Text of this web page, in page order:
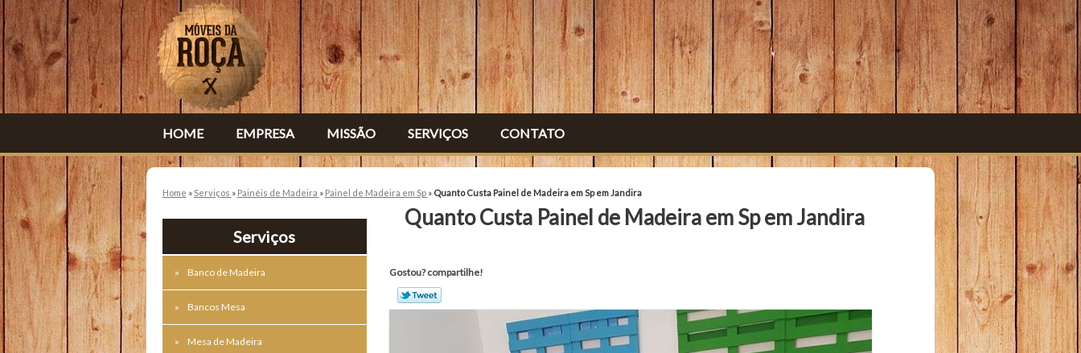
HOME EMPRESA MISSÃO SERVIÇOS CONTATO
Home » Serviços » Painéis de Madeira » Painel de Madeira em Sp » Quanto Custa Painel de Madeira em Sp em Jandira
Serviços
Banco de Madeira
Bancos Mesa
Mesa de Madeira
Quanto Custa Painel de Madeira em Sp em Jandira
Gostou? compartilhe!